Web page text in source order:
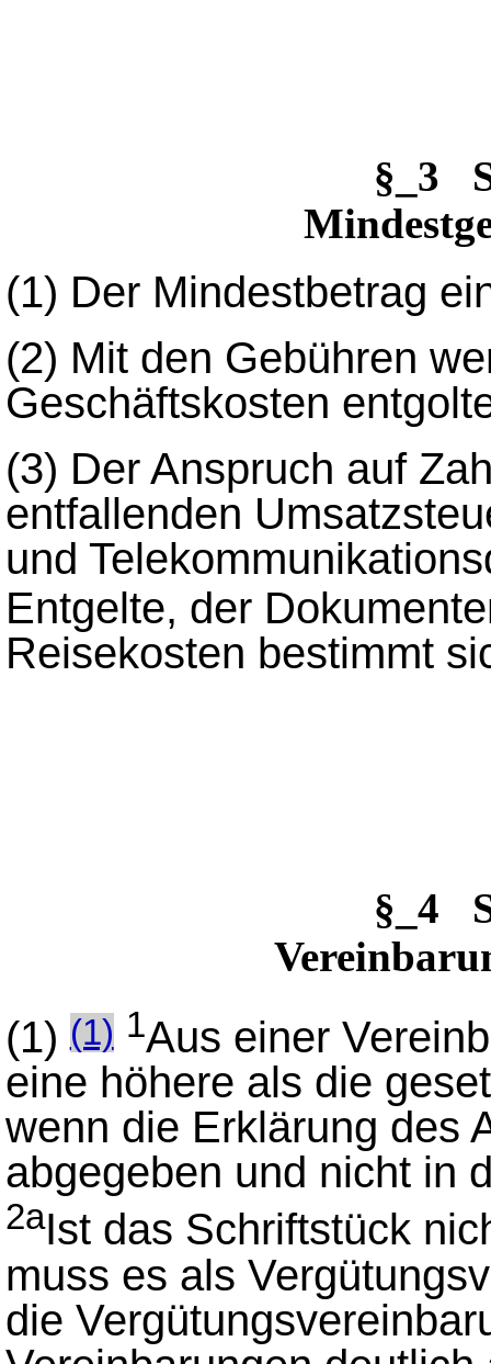
§_3
(1) Der Mindestbetrag
(2) Mit den Gebühren
Geschäftskosten
(3) Der Anspruch auf
entfallenden
und
Entgelte, der
Reisekosten bestimmt
§_4
(1)(1) 1Aus einer
eine höhere als die
wenn die Erklärung des
abgegeben und nicht in
2aIst das Schriftstück
muss es als
die